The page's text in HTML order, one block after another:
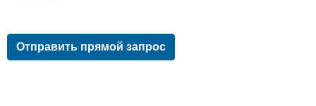
Отправить прямой запрос